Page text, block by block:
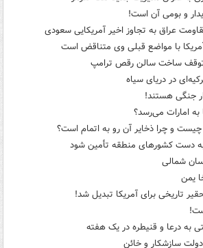
و بومی آن است!
عراق به تجاوز اخیر آمریکایی سعودی
آمریکا با مواضع قبلی وی متناقض است
توقف ساخت سالن رقص ترامپ
در دریای سیاه
جنگی هستند!
به امارات می‌رسد؟
و چرا ذخایر آن رو به اتمام است؟
دست کشورهای منطقه تأمین شود
شمالی
یمن
تاریخی برای آمریکا تبدیل شد!
سازشکار و خائن